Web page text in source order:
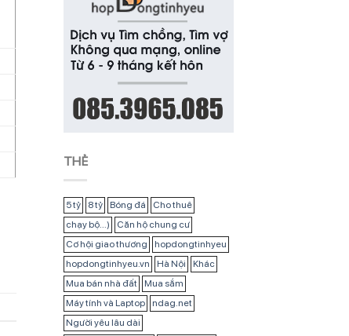
THẺ
5 tỷ 8 tỷ Bóng đá
Cho thuê
chạy bộ...)
Căn hộ chung cư
Cơ hội giao thương
hopdongtinhyeu
hopdongtinhyeu.vn
Hà Nội
Khác
Mua bán nhà đất
Mua sắm
Máy tính và Laptop
ndag.net
Người yêu lâu dài